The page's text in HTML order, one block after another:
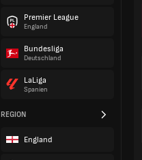
Premier League
England
Bundesliga
Deutschland
LaLiga
Spanien
REGION
England